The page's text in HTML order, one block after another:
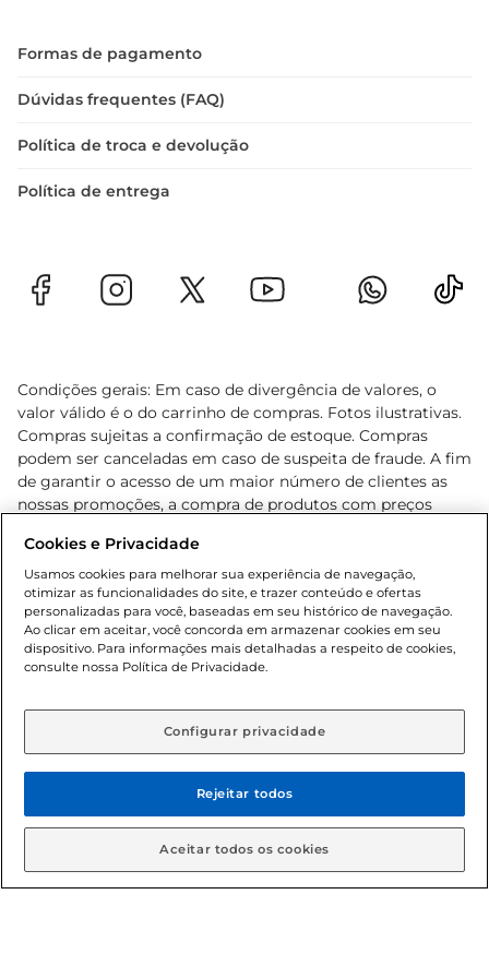
Formas de pagamento
Dúvidas frequentes (FAQ)
Política de troca e devolução
Política de entrega
Condições gerais: Em caso de divergência de valores, o
valor válido é o do carrinho de compras. Fotos ilustrativas.
Compras sujeitas a confirmação de estoque. Compras
podem ser canceladas em caso de suspeita de fraude. A fim
de garantir o acesso de um maior número de clientes as
nossas promoções, a compra de produtos com preços
cliente. Os preços, ofertas e condições são exclusivos para
o e-commerce e válidos durante o dia de hoje, podendo
sofrer alterações sem prévia notificação. Proibida a venda
de bebidas alcoólicas para menores de 18 anos, conforme
Lei n.º 8069/90, art. 81, inciso II (Estatuto da Criança e do
Adolescente). Preços e condições exclusivos para o
aviso prévio. O valor mínimo para as compras on-line é de
© 2026 Copyright. Todos os direitos
reservados Gbarbosa.
Cookies e Privacidade
Usamos cookies para melhorar sua experiência de navegação,
otimizar as funcionalidades do site, e trazer conteúdo e ofertas
personalizadas para você, baseadas em seu histórico de navegação.
Ao clicar em aceitar, você concorda em armazenar cookies em seu
dispositivo. Para informações mais detalhadas a respeito de cookies,
consulte nossa Política de Privacidade.
Configurar privacidade
Rejeitar todos
Aceitar todos os cookies